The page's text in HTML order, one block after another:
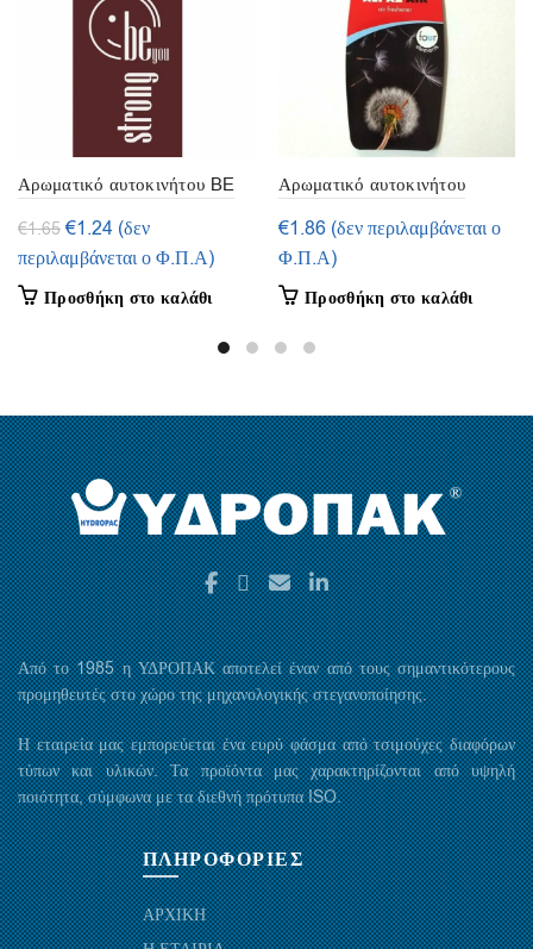
Αρωματικό αυτοκινήτου BE
YOU- Strong – Wurth
€1.65 Original
price
was:
€1.65.
€1.24Η
τρέχουσα
είναι:
(δεν
περιλαμβάνεται ο Φ.Π.Α)
Προσθήκη στο καλάθι
Αρωματικό αυτοκινήτου
Αέρας – Wurth
€1.86 (δεν περιλαμβάνεται ο
Φ.Π.Α)
Προσθήκη στο καλάθι
Από το 1985 η ΥΔΡΟΠΑΚ αποτελεί έναν από τους σημαντικότερους
προμηθευτές στο χώρο της μηχανολογικής στεγανοποίησης.
Η εταιρεία μας εμπορεύεται ένα ευρύ φάσμα από τσιμούχες διαφόρων
τύπων και υλικών. Τα προϊόντα μας χαρακτηρίζονται από υψηλή
ποιότητα, σύμφωνα με τα διεθνή πρότυπα ISO.
ΠΛΗΡΟΦΟΡΙΕΣ
ΑΡΧΙΚΗ